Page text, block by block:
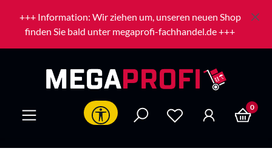
Zum Hauptinhalt springen
+++ Information: Wir ziehen um, unseren neuen Shop
finden Sie bald unter megaprofi-fachhandel.de +++
Werkzeugleiste anzeigen 0